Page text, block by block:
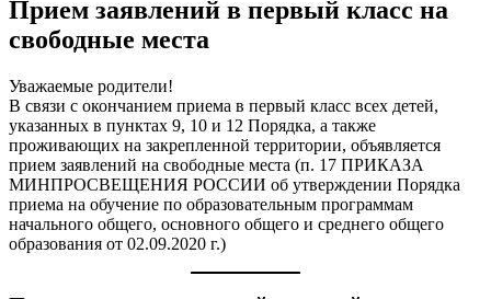
Прием заявлений в первый класс на
свободные места
Уважаемые родители!
В связи с окончанием приема в первый класс всех детей,
указанных в пунктах 9, 10 и 12 Порядка, а также
проживающих на закрепленной территории, объявляется
прием заявлений на свободные места (п. 17 ПРИКАЗА
МИНПРОСВЕЩЕНИЯ РОССИИ об утверждении Порядка
приема на обучение по образовательным программам
начального общего, основного общего и среднего общего
образования от 02.09.2020 г.)